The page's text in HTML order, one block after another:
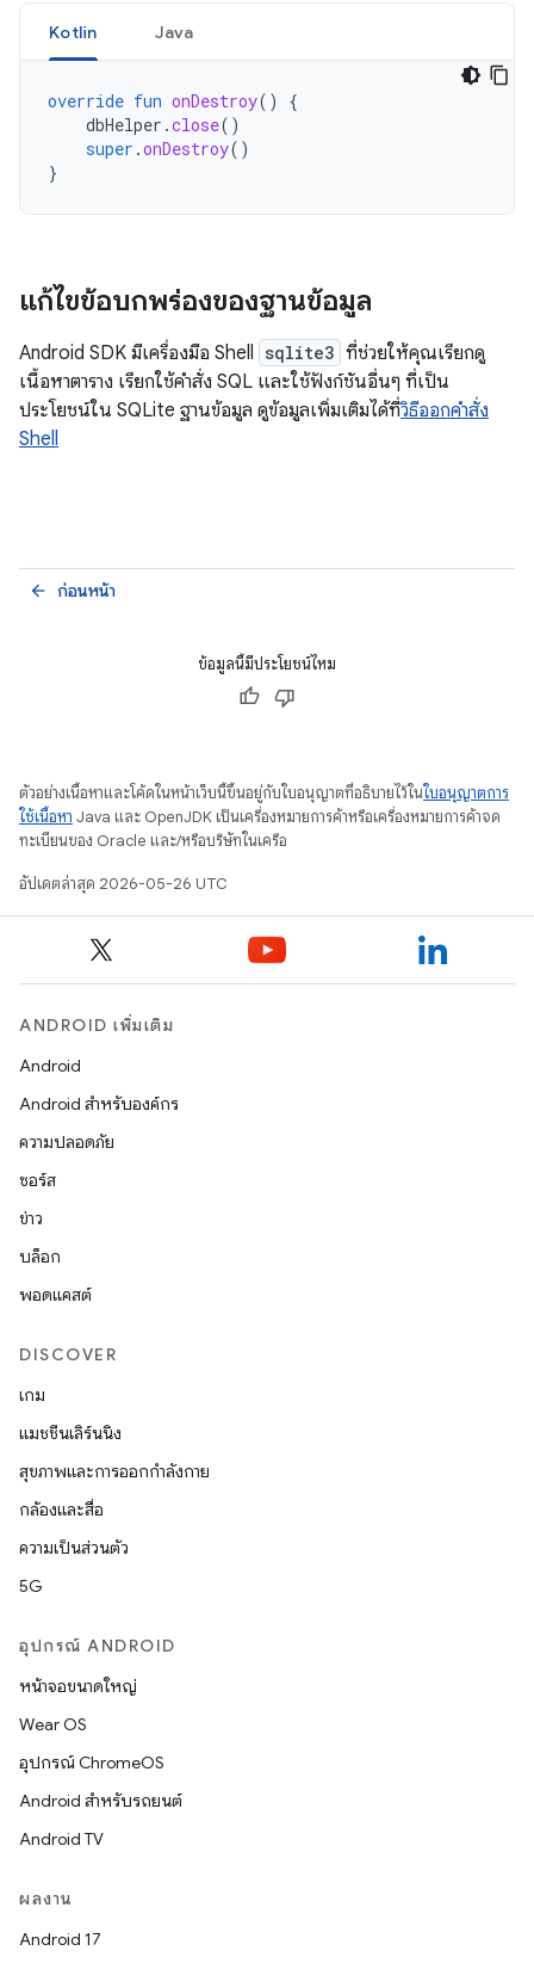
Kotlin Java
override fun onDestroy()
{
dbHelper .close()
super .onDestroy()
}
แก้ไขข้อบกพร่องของฐานข้อมูล
Android SDK มีเครื่องมือ Shell sqlite3 ที่ช่วยให้คุณเรียกดู
เนื้อหาตาราง เรียกใช้คำสั่ง SQL และใช้ฟังก์ชันอื่นๆ ที่เป็น
ประโยชน์ใน SQLite ฐานข้อมูล ดูข้อมูลเพิ่มเติมได้ที่วิธีออกคำสั่ง
Shell
ก่อนหน้า
arrow_back
ข้อมูลนี้มีประโยชน์ไหม
ตัวอย่างเนื้อหาและโค้ดในหน้าเว็บนี้ขึ้นอยู่กับใบอนุญาตที่อธิบายไว้ในใบอนุญาตการ
ใช้เนื้อหา Java และ OpenJDK เป็นเครื่องหมายการค้าหรือเครื่องหมายการค้าจด
ทะเบียนของ Oracle และ/หรือบริษัทในเครือ
อัปเดตล่าสุด 2026-05-26 UTC
ANDROID เพิ่มเติม
Android
Android สำหรับองค์กร
ความปลอดภัย
ซอร์ส
ข่าว
บล็อก
พอดแคสต์
DISCOVER
เกม
แมชชีนเลิร์นนิง
สุขภาพและการออกกำลังกาย
กล้องและสื่อ
ความเป็นส่วนตัว
5G
อุปกรณ์ ANDROID
หน้าจอขนาดใหญ่
Wear OS
อุปกรณ์ ChromeOS
Android สำหรับรถยนต์
Android TV
ผลงาน
Android 17